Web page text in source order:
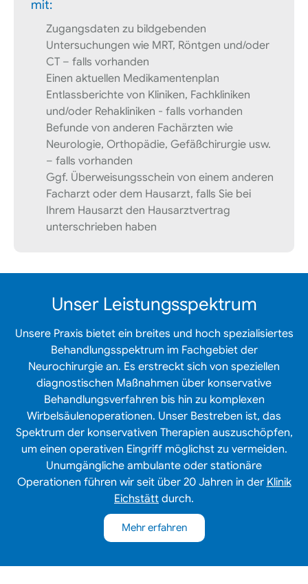
mit:
Zugangsdaten zu bildgebenden
Untersuchungen wie MRT, Röntgen und/oder
CT – falls vorhanden
Einen aktuellen Medikamentenplan
Entlassberichte von Kliniken, Fachkliniken
und/oder Rehakliniken - falls vorhanden
Befunde von anderen Fachärzten wie
Neurologie, Orthopädie, Gefäßchirurgie usw.
– falls vorhanden
Ggf. Überweisungsschein von einem anderen
Facharzt oder dem Hausarzt, falls Sie bei
Ihrem Hausarzt den Hausarztvertrag
unterschrieben haben
Unser Leistungsspektrum
Unsere Praxis bietet ein breites und hoch spezialisiertes
Behandlungsspektrum im Fachgebiet der
Neurochirurgie an. Es erstreckt sich von speziellen
diagnostischen Maßnahmen über konservative
Behandlungsverfahren bis hin zu komplexen
Wirbelsäulenoperationen. Unser Bestreben ist, das
Spektrum der konservativen Therapien auszuschöpfen,
um einen operativen Eingriff möglichst zu vermeiden.
Unumgängliche ambulante oder stationäre
Operationen führen wir seit über 20 Jahren in der Klinik
Eichstätt durch.
Mehr erfahren